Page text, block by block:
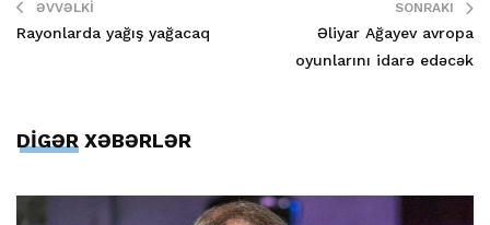
ƏVVƏLKI
Rayonlarda yağış yağacaq
SONRAKI
Əliyar Ağayev avropa
oyunlarını idarə edəcək
DİGƏR XƏBƏRLƏR